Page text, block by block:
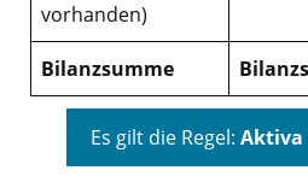
vorhanden)
Bilanzsumme
Es gilt die Regel: Aktiva